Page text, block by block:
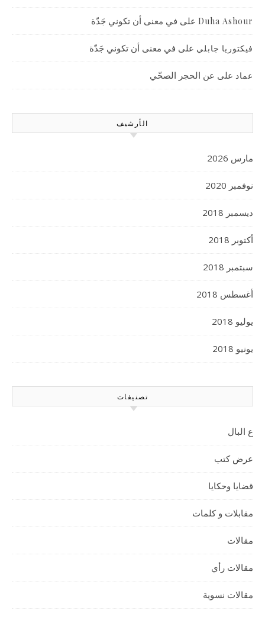
Duha Ashour على في معنى أن تكوني جَدّة
فيكتوريا جابلي على في معنى أن تكوني جَدّة
عماد على عن الحجر الصحّي
الأرشيف
مارس 2026
نوفمبر 2020
ديسمبر 2018
أكتوبر 2018
سبتمبر 2018
أغسطس 2018
يوليو 2018
يونيو 2018
تصنيفات
ع البال
عرض كتب
قضايا وحكايا
مقابلات و كلمات
مقالات
مقالات رأي
مقالات نسوية